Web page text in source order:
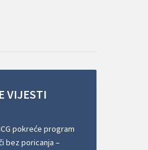
VIJESTI
pokreće program
bez poricanja –